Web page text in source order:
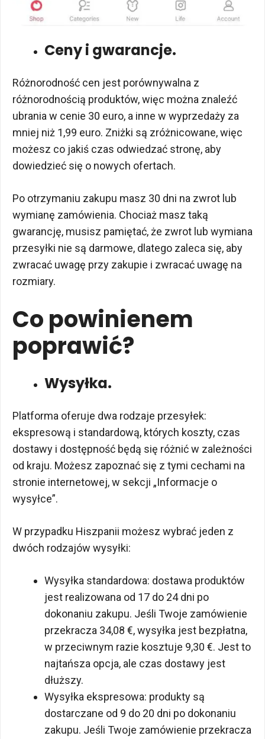
Ceny i gwarancje.
Różnorodność cen jest porównywalna z
różnorodnością produktów, więc można znaleźć
ubrania w cenie 30 euro, a inne w wyprzedaży za
mniej niż 1,99 euro. Zniżki są zróżnicowane, więc
możesz co jakiś czas odwiedzać stronę, aby
dowiedzieć się o nowych ofertach.
Po otrzymaniu zakupu masz 30 dni na zwrot lub
wymianę zamówienia. Chociaż masz taką
gwarancję, musisz pamiętać, że zwrot lub wymiana
przesyłki nie są darmowe, dlatego zaleca się, aby
zwracać uwagę przy zakupie i zwracać uwagę na
rozmiary.
Co powinienem
poprawić?
Wysyłka.
Platforma oferuje dwa rodzaje przesyłek:
ekspresową i standardową, których koszty, czas
dostawy i dostępność będą się różnić w zależności
od kraju. Możesz zapoznać się z tymi cechami na
stronie internetowej, w sekcji „Informacje o
wysyłce”.
W przypadku Hiszpanii możesz wybrać jeden z
dwóch rodzajów wysyłki:
Wysyłka standardowa: dostawa produktów
jest realizowana od 17 do 24 dni po
dokonaniu zakupu. Jeśli Twoje zamówienie
przekracza 34,08 €, wysyłka jest bezpłatna,
w przeciwnym razie kosztuje 9,30 €. Jest to
najtańsza opcja, ale czas dostawy jest
dłuższy.
Wysyłka ekspresowa: produkty są
dostarczane od 9 do 20 dni po dokonaniu
zakupu. Jeśli Twoje zamówienie przekracza